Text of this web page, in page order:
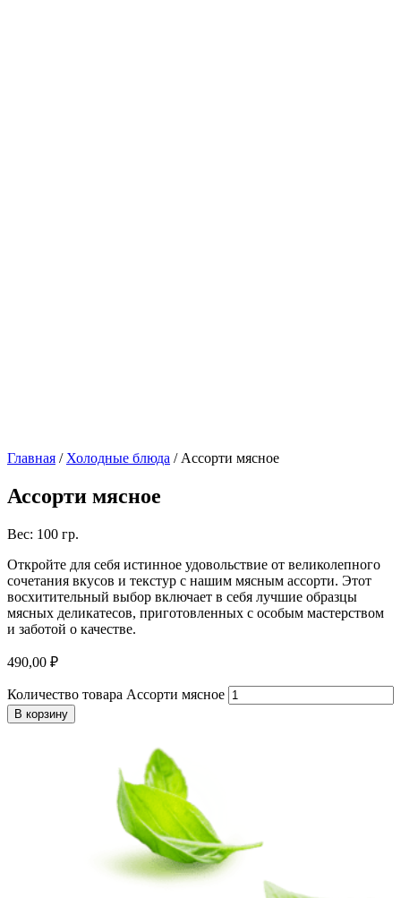
Главная / Холодные блюда / Ассорти мясное
Ассорти мясное
Вес: 100 гр.
Откройте для себя истинное удовольствие от великолепного
сочетания вкусов и текстур с нашим мясным ассорти. Этот
восхитительный выбор включает в себя лучшие образцы
мясных деликатесов, приготовленных с особым мастерством
и заботой о качестве.
490,00 ₽
Количество товара Ассорти мясное
В корзину